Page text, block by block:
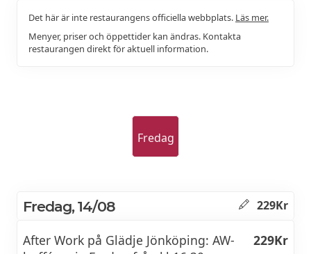
Det här är inte restaurangens officiella webbplats. Läs mer.
Menyer, priser och öppettider kan ändras. Kontakta
restaurangen direkt för aktuell information.
Fredag
Fredag, 14/08 229Kr
After Work på Glädje Jönköping: AW-
229Kr